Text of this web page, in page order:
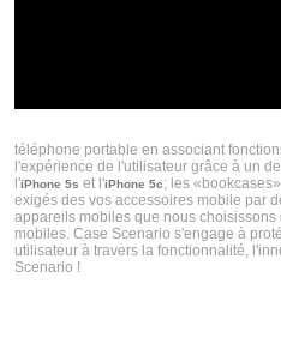
téléphone portable en associant
l'expérience de l'utilisateur grâce à un
l'iPhone 5s et l'iPhone 5c; les
exigés des vos accessoires mobile par
appareils mobiles que nous
mobiles. Case Scenario s'engage à
utilisateur à travers la fonctionnalité,
Scenario !